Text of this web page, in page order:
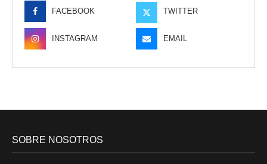
FACEBOOK TWITTER
INSTAGRAM EMAIL
SOBRE NOSOTROS